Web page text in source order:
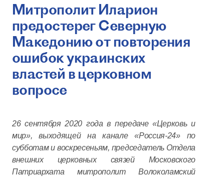
Митрополит Иларион
предостерег Северную
Македонию от повторения
ошибок украинских
властей в церковном
вопросе
26 сентября 2020 года в передаче «Церковь и
мир», выходящей на канале «Россия-24» по
субботам и воскресеньям, председатель Отдела
внешних церковных связей Московского
Патриархата митрополит Волоколамский